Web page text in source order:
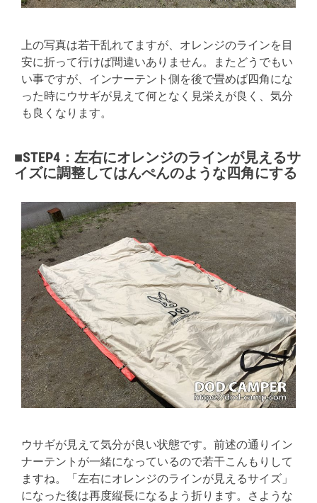
上の写真は若干乱れてますが、オレンジのラインを目
安に折って行けば間違いありません。またどうでもい
い事ですが、インナーテント側を後で畳めば四角にな
った時にウサギが見えて何となく見栄えが良く、気分
も良くなります。
■STEP4：左右にオレンジのラインが見えるサ
イズに調整してはんぺんのような四角にする
ウサギが見えて気分が良い状態です。前述の通りイン
ナーテントが一緒になっているので若干こんもりして
ますね。「左右にオレンジのラインが見えるサイズ」
になった後は再度縦長になるよう折ります。さような